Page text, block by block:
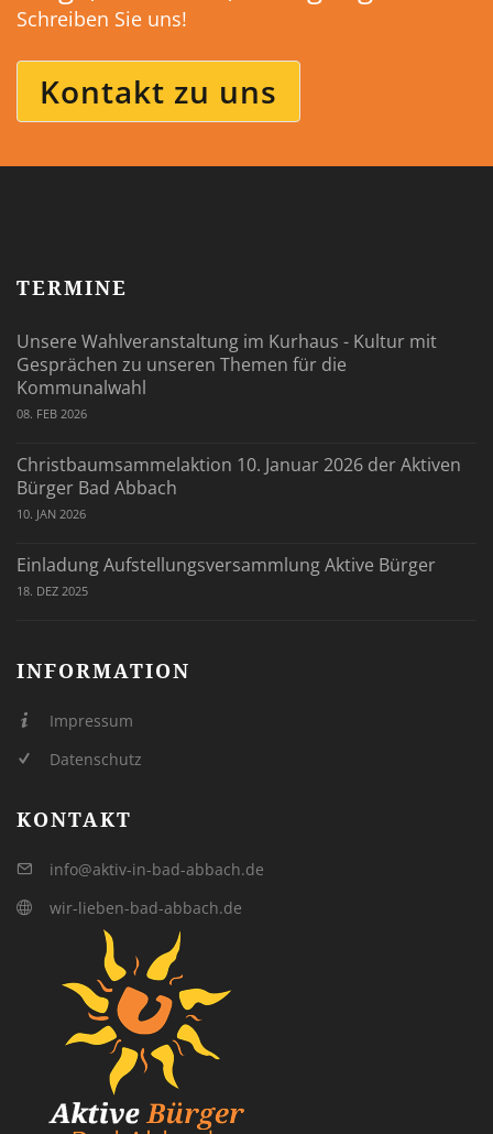
Schreiben Sie uns!
Kontakt zu uns
TERMINE
Unsere Wahlveranstaltung im Kurhaus - Kultur mit
Gesprächen zu unseren Themen für die
Kommunalwahl
08. FEB 2026
Christbaumsammelaktion 10. Januar 2026 der Aktiven
Bürger Bad Abbach
10. JAN 2026
Einladung Aufstellungsversammlung Aktive Bürger
18. DEZ 2025
INFORMATION
Impressum
Datenschutz
KONTAKT
info@aktiv-in-bad-abbach.de
wir-lieben-bad-abbach.de